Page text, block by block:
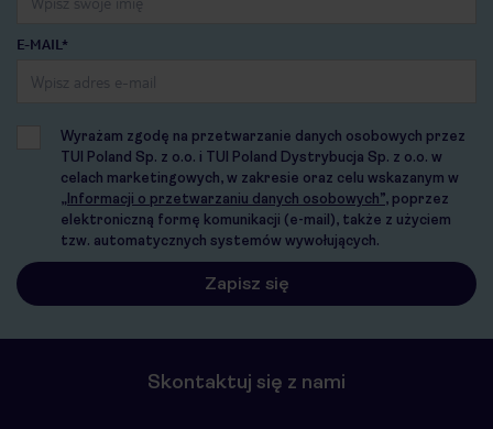
E-MAIL*
Wyrażam zgodę na przetwarzanie danych osobowych przez
TUI Poland Sp. z o.o. i TUI Poland Dystrybucja Sp. z o.o. w
celach marketingowych, w zakresie oraz celu wskazanym w
„Informacji o przetwarzaniu danych osobowych”, poprzez
elektroniczną formę komunikacji (e-mail), także z użyciem
tzw. automatycznych systemów wywołujących.
Skontaktuj się z nami